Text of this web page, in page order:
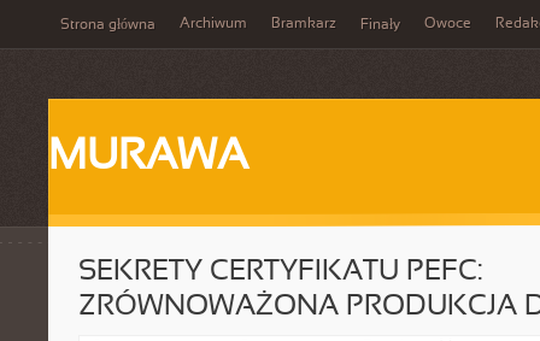
Strona główna Archiwum Bramkarz Finały Owoce
MURAWA
SEKRETY CERTYFIKATU PEFC:
ZRÓWNOWAŻONA PRODUKCJA